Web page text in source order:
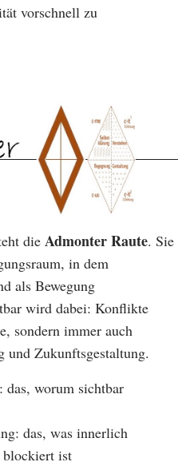
vorschnell zu
die Admonter Raute. Sie
in dem
als Bewegung
wird dabei: Konflikte
sondern immer auch
und Zukunftsgestaltung.
das, worum sichtbar
das, was innerlich
blockiert ist